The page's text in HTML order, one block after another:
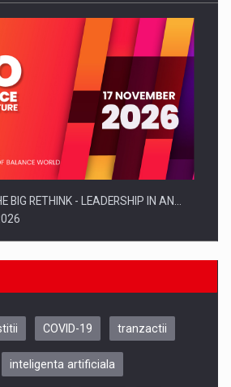
BIG RETHINK - LEADERSHIP IN AN…
COVID-19 tranzactii
inteligenta artificiala